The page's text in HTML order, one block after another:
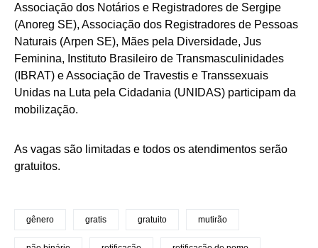
Associação dos Notários e Registradores de Sergipe
(Anoreg SE), Associação dos Registradores de Pessoas
Naturais (Arpen SE), Mães pela Diversidade, Jus
Feminina, Instituto Brasileiro de Transmasculinidades
(IBRAT) e Associação de Travestis e Transsexuais
Unidas na Luta pela Cidadania (UNIDAS) participam da
mobilização.
As vagas são limitadas e todos os atendimentos serão
gratuitos.
gênero gratis gratuito mutirão